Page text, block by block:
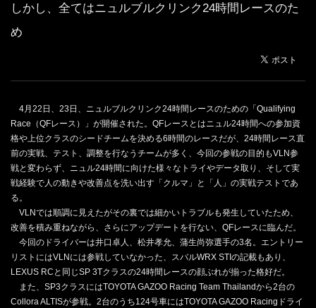
しかし、全てはニュルブルクリンク24時間レースのた
め
4月22日、23日、ニュルブルクリンク24時間レースのための「Qualifying
Race（QFレース）」が開催された。QFレースとはニュル24時間への参加資
格や上位クラスのシードチームを決める6時間のレースだが、24時間レース直
前の実戦、テスト、調整を行なうチームが多く、今回の参戦の目的もVLN参
戦と変わらず、ニュル24時間に向けた様々なトライやデータ取り、そして実
戦経験で人の動きや改善点を洗い出す「クルマ」と「人」の実戦テストであ
る。
VLNでは順調に見えたがその裏では細かいトラブルも発生していたため、
改善を積み重ねながら、さらにアップデートを行ない、QFレースに臨んだ。
今回のドライバーは井口卓人、松井孝允、蒲生尚弥選手の3名。エントリー
リストにはVLNには参戦していなかった、スバルWRX STIの記載もあり、
LEXUS RCと同じSP 3Tクラスの24時間レースの顔ぶれが揃った格好だ。
また、SP3クラスにはTOYOTA GAZOO Racing Team Thailandから2台の
Collora ALTISが参戦。2台のうち124号車にはTOYOTA GAZOO Racingドライ